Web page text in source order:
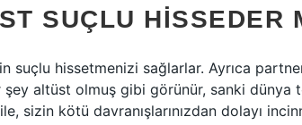
SUÇLU HISSEDER
suçlu hissetmenizi sağlarlar. Ayrıca
şey altüst olmuş gibi görünür, sanki dünya
sizin kötü davranışlarınızdan dolayı